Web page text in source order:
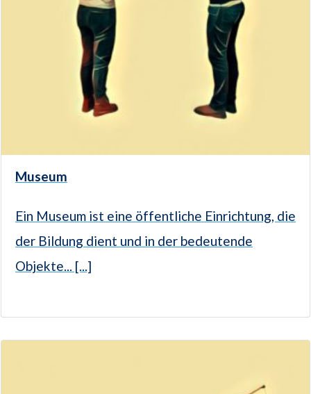
Museum
Ein Museum ist eine öffentliche Einrichtung, die
der Bildung dient und in der bedeutende
Objekte... [...]